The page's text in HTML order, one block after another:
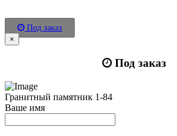
Под заказ
×
Под заказ
Гранитный памятник 1-84
Ваше имя